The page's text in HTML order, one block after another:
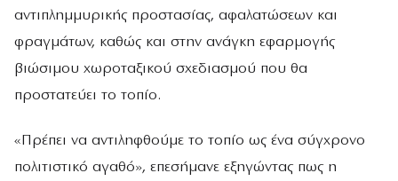
αντιπλημμυρικής προστασίας, αφαλατώσεων και
φραγμάτων, καθώς και στην ανάγκη εφαρμογής
βιώσιμου χωροταξικού σχεδιασμού που θα
προστατεύει το τοπίο.
«Πρέπει να αντιληφθούμε το τοπίο ως ένα σύγχρονο
πολιτιστικό αγαθό», επεσήμανε εξηγώντας πως η